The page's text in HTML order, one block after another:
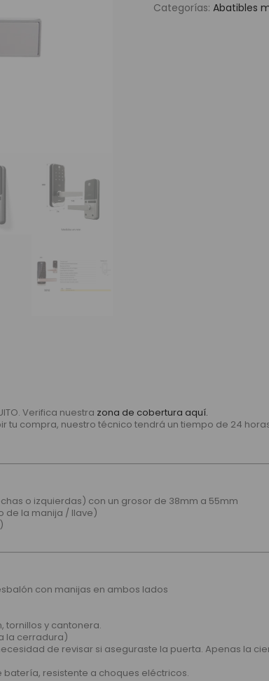
Categorías:Abatibles
Verifica nuestra zona de cobertura aquí.
tu compra, nuestro técnico tendrá un tiempo de 24
o izquierdas) con un grosor de 38mm a 55mm
de la manija / llave)
con manijas en ambos lados
tornillos y cantonera.
la cerradura)
de revisar si aseguraste la puerta. Apenas la
resistente a choques eléctricos.